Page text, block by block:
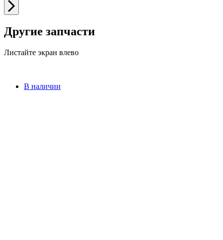
Другие запчасти
Листайте экран влево
В наличии